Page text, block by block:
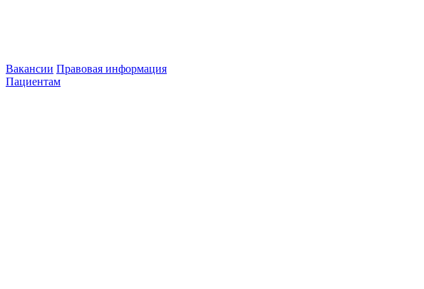
Вакансии Правовая информация
Пациентам